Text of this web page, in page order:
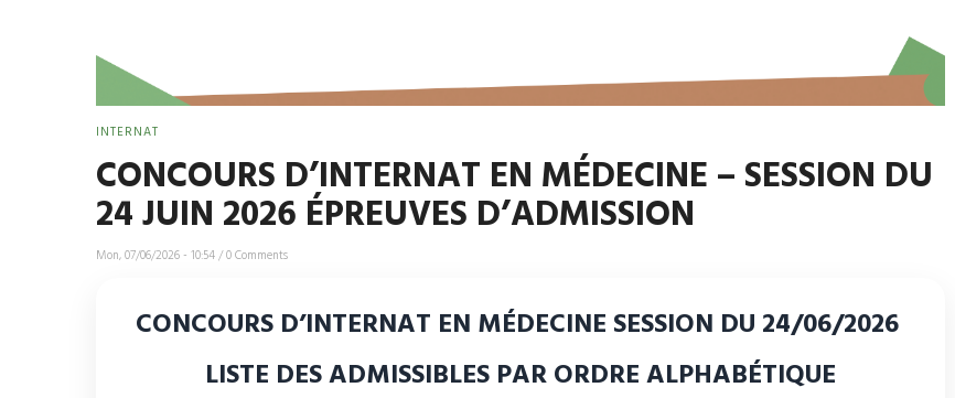
INTERNAT
CONCOURS D’INTERNAT EN MÉDECINE – SESSION DU
24 JUIN 2026 ÉPREUVES D’ADMISSION
Mon, 07/06/2026 - 10:54/0 Comments
CONCOURS D’INTERNAT EN MÉDECINE SESSION DU 24/06/2026
LISTE DES ADMISSIBLES PAR ORDRE ALPHABÉTIQUE